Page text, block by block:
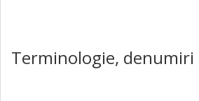
Terminologie,